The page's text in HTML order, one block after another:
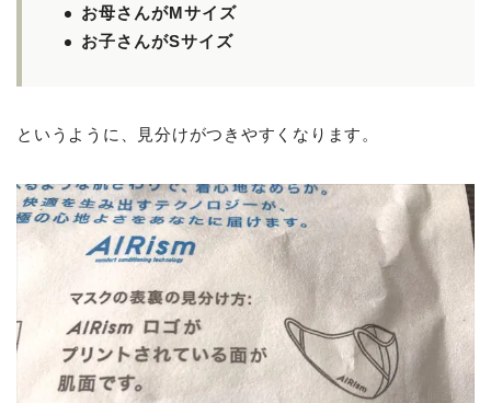
お母さんがMサイズ
お子さんがSサイズ
というように、見分けがつきやすくなります。